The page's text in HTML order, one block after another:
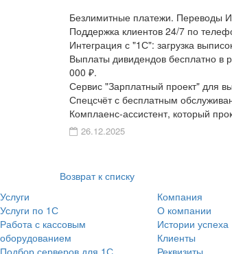
Безлимитные платежи. Переводы
Поддержка клиентов 24/7 по
Интеграция с "1С": загрузка
Выплаты дивидендов бесплатно в
000 ₽.
Сервис "Зарплатный проект" для
Спецсчёт с бесплатным
Комплаенс-ассистент, который
26.12.2025
Возврат к списку
Услуги
Услуги по 1С
Работа с кассовым
оборудованием
Подбор серверов для 1С
Компания
О компании
Истории успеха
Клиенты
Реквизиты